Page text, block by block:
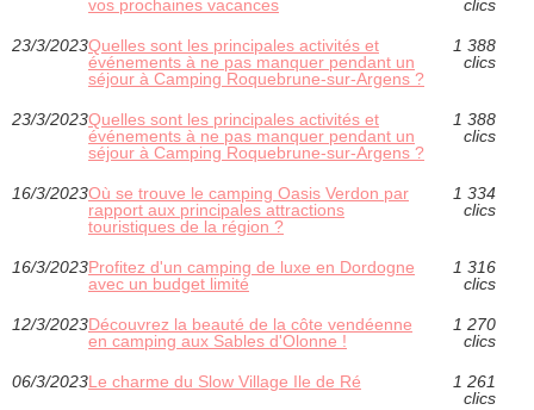
vos prochaines vacances clics
23/3/2023Quelles sont les principales activités et
événements à ne pas manquer pendant un
séjour à Camping Roquebrune-sur-Argens ?
1 388
clics
23/3/2023Quelles sont les principales activités et
événements à ne pas manquer pendant un
séjour à Camping Roquebrune-sur-Argens ?
1 388
clics
16/3/2023Où se trouve le camping Oasis Verdon par
rapport aux principales attractions
touristiques de la région ?
1 334
clics
16/3/2023Profitez d'un camping de luxe en Dordogne
avec un budget limité
1 316
clics
12/3/2023Découvrez la beauté de la côte vendéenne
en camping aux Sables d'Olonne !
1 270
clics
06/3/2023Le charme du Slow Village Ile de Ré
1 261
clics